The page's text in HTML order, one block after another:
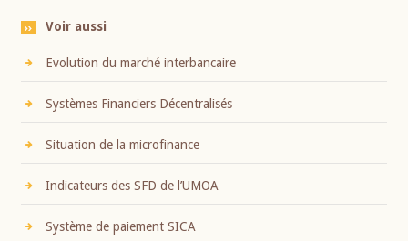
Voir aussi
Evolution du marché interbancaire
Systèmes Financiers Décentralisés
Situation de la microfinance
Indicateurs des SFD de l’UMOA
Système de paiement SICA